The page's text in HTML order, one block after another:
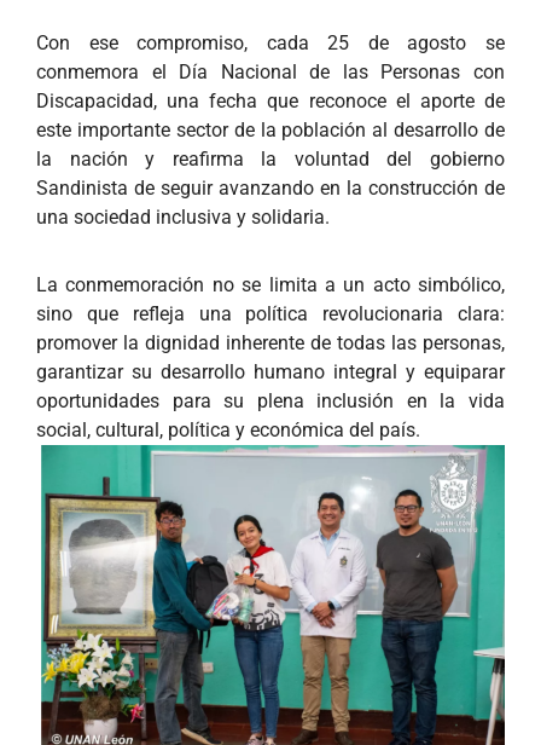
Con ese compromiso, cada 25 de agosto se
conmemora el Día Nacional de las Personas con
Discapacidad, una fecha que reconoce el aporte de
este importante sector de la población al desarrollo de
la nación y reafirma la voluntad del gobierno
Sandinista de seguir avanzando en la construcción de
una sociedad inclusiva y solidaria.
La conmemoración no se limita a un acto simbólico,
sino que refleja una política revolucionaria clara:
promover la dignidad inherente de todas las personas,
garantizar su desarrollo humano integral y equiparar
oportunidades para su plena inclusión en la vida
social, cultural, política y económica del país.